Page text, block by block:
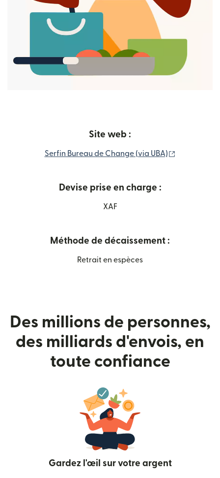
Site web :
Serfin Bureau de Change (via UBA)
Devise prise en charge :
XAF
Méthode de décaissement :
Retrait en espèces
Des millions de personnes,
des milliards d'envois, en
toute confiance
Gardez l'œil sur votre argent